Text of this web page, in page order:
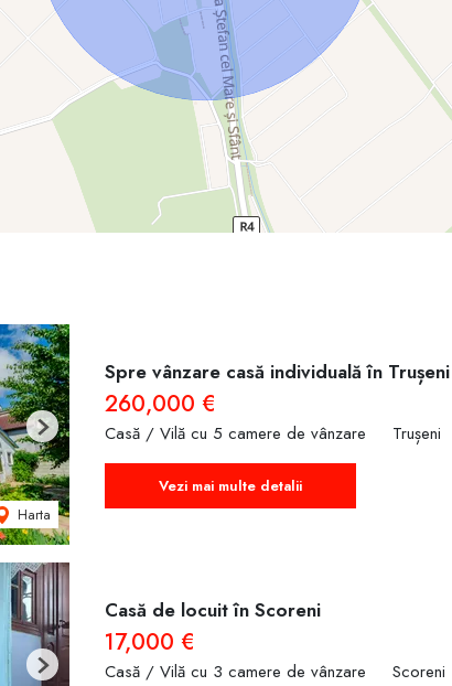
Harta
Next
Spre vânzare casă individuală în
260,000 €
Casă / Vilă cu 5 camere de vânzare Trușeni
Vezi mai multe detalii
Next
Casă de locuit în Scoreni
17,000 €
Casă / Vilă cu 3 camere de vânzare Scoreni